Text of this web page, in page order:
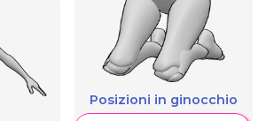
Posizioni in ginocchio